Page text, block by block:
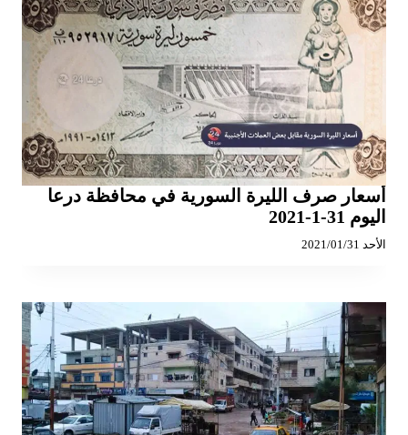
أسعار صرف الليرة السورية في محافظة درعا
اليوم 31-1-2021
الأحد 2021/01/31